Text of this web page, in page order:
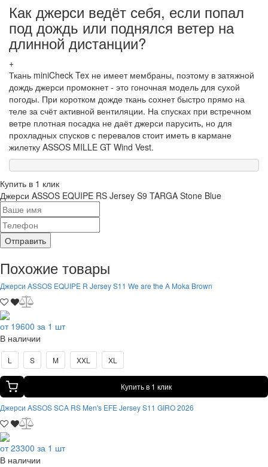
Как джерси ведёт себя, если попал
под дождь или поднялся ветер на
длинной дистанции?
+
Ткань miniCheck Tex не имеет мембраны, поэтому в затяжной
дождь джерси промокнет - это гоночная модель для сухой
погоды. При коротком дожде ткань сохнет быстро прямо на
теле за счёт активной вентиляции. На спусках при встречном
ветре плотная посадка не даёт джерси парусить, но для
прохладных спусков с перевалов стоит иметь в кармане
жилетку ASSOS MILLE GT Wind Vest.
Купить в 1 клик
Джерси ASSOS EQUIPE RS Jersey S9 TARGA Stone Blue
Отправить
Похожие товары
Джерси ASSOS EQUIPE R Jersey S11 We are the A Moka Brown
от 19600 за 1 шт
В наличии
L S M XXL XL
Купить в 1 клик
Джерси ASSOS SCA RS Men's EFE Jersey S11 GIRO 2026
от 23300 за 1 шт
В наличии